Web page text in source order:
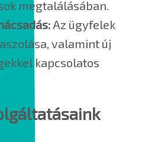
megtalálásában.
Az ügyfelek
valamint új
kapcsolatos